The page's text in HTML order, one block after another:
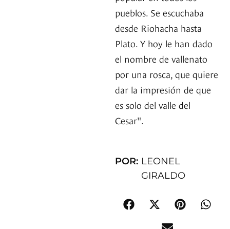
pueblos. Se escuchaba
desde Riohacha hasta
Plato. Y hoy le han dado
el nombre de vallenato
por una rosca, que quiere
dar la impresión de que
es solo del valle del
Cesar".
POR: LEONEL
GIRALDO